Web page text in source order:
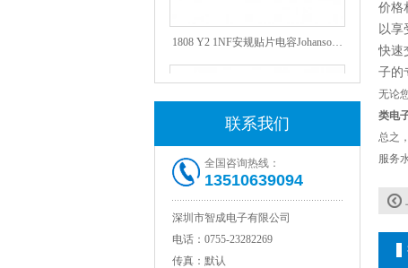
1808 Y2 1NF安规贴片电容Johanson品牌
联系我们
全国咨询热线：
13510639094
深圳市智成电子有限公司
电话： 0755-23282269
传真： 默认
价格
以享
快速
子的
无论
类电
总之
服务